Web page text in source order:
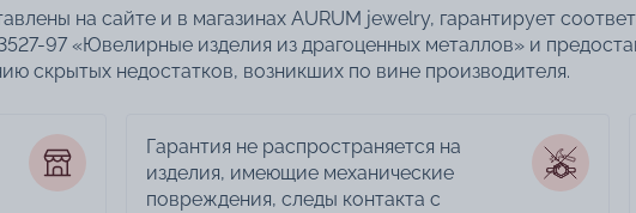
на сайте и в магазинах AURUM jewelry, гарантирует
97 «Ювелирные изделия из драгоценных металлов» и
скрытых недостатков, возникших по вине производителя.
Гарантия не распространяется на
изделия, имеющие механические
повреждения, следы контакта с